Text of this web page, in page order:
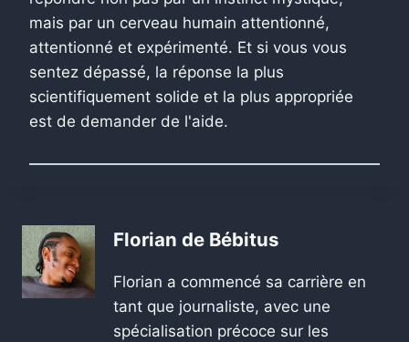
mais par un cerveau humain attentionné,
attentionné et expérimenté. Et si vous vous
sentez dépassé, la réponse la plus
scientifiquement solide et la plus appropriée
est de demander de l'aide.
Florian de Bébitus
Florian a commencé sa carrière en
tant que journaliste, avec une
spécialisation précoce sur les